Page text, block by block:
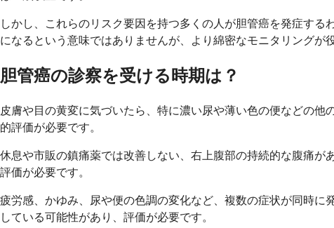
しかし、これらのリスク要因を持つ多くの人が胆管癌を発症す
になるという意味ではありませんが、より綿密なモニタリングが
胆管癌の診察を受ける時期は？
皮膚や目の黄変に気づいたら、特に濃い尿や薄い色の便などの
的評価が必要です。
休息や市販の鎮痛薬では改善しない、右上腹部の持続的な腹痛
評価が必要です。
疲労感、かゆみ、尿や便の色調の変化など、複数の症状が同時
している可能性があり、評価が必要です。